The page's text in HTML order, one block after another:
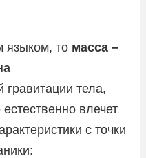
языком, то масса –
гравитации тела,
влечет
с точки